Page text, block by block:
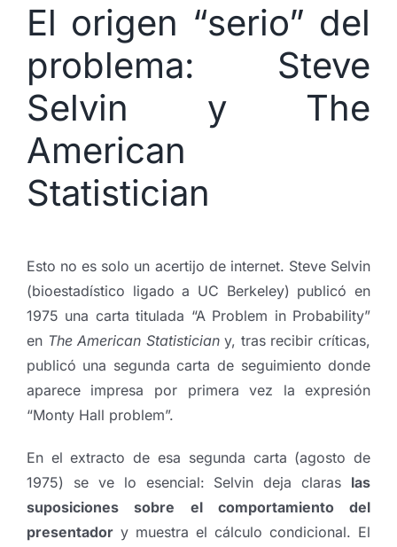
El origen “serio” del
problema: Steve
Selvin y The
American
Statistician
Esto no es solo un acertijo de internet. Steve Selvin
(bioestadístico ligado a UC Berkeley) publicó en
1975 una carta titulada “A Problem in Probability”
en The American Statisticiany, tras recibir críticas,
publicó una segunda carta de seguimiento donde
aparece impresa por primera vez la expresión
“Monty Hall problem”.
En el extracto de esa segunda carta (agosto de
1975) se ve lo esencial: Selvin deja claras las
suposiciones sobre el comportamiento del
presentadory muestra el cálculo condicional. El